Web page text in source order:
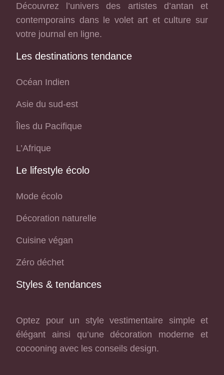
Découvrez l’univers des artistes d’antan et
contemporains dans le volet art et culture sur
votre journal en ligne.
Les destinations tendance
Océan Indien
Asie du sud-est
Îles du Pacifique
L’Afrique
Le lifestyle écolo
Mode écolo
Décoration naturelle
Cuisine végan
Zéro déchet
Styles & tendances
Optez pour un style vestimentaire simple et
élégant ainsi qu’une décoration moderne et
cocooning avec les conseils design.